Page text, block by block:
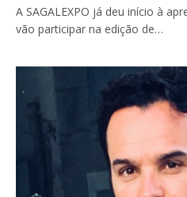
A SAGALEXPO já deu início à
vão participar na edição de…